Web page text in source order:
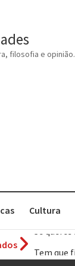
filosofia e opinião.
Cultura